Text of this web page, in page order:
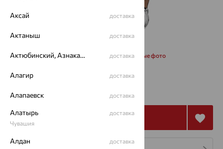
Запросить дополнительные фото
99 674
Купить
Аксай доставка
Актаныш доставка
Актюбинский, Азнакаевский район доставка
Алагир доставка
Алапаевск доставка
Алатырь
Чувашия
доставка
Алдан доставка